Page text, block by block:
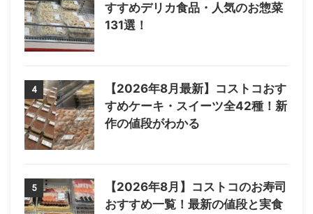
すすめデリカ食品・人気のお惣菜
131選！
4
【2026年8月最新】コストコおす
すめケーキ・スイーツ全42種！新
作の値段がわかる
5
【2026年8月】コストコのお寿司
おすすめ一覧！最新の値段と実食